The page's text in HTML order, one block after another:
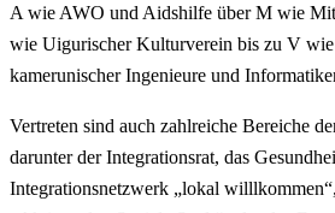
A wie AWO und Aidshilfe über M wie
wie Uigurischer Kulturverein bis zu V
kamerunischer Ingenieure und
Vertreten sind auch zahlreiche Bereiche
darunter der Integrationsrat, das
Integrationsnetzwerk „lokal